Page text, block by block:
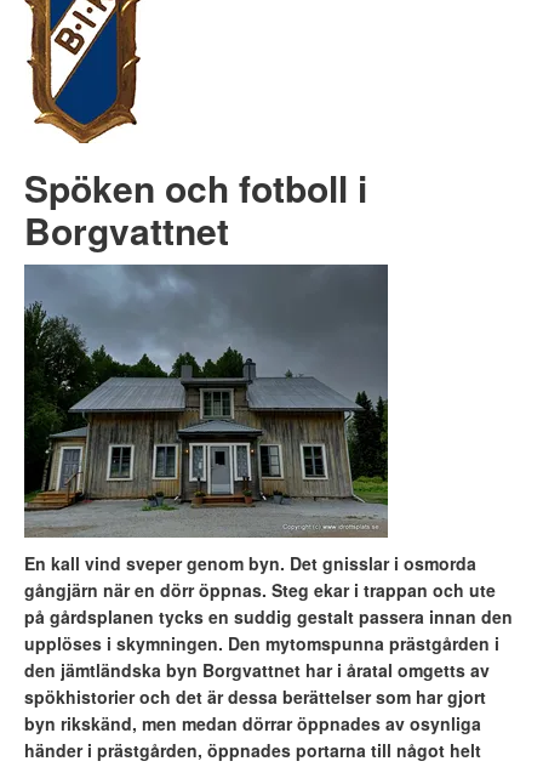
Spöken och fotboll i
Borgvattnet
En kall vind sveper genom byn. Det gnisslar i osmorda
gångjärn när en dörr öppnas. Steg ekar i trappan och ute
på gårdsplanen tycks en suddig gestalt passera innan den
upplöses i skymningen. Den mytomspunna prästgården i
den jämtländska byn Borgvattnet har i åratal omgetts av
spökhistorier och det är dessa berättelser som har gjort
byn rikskänd, men medan dörrar öppnades av osynliga
händer i prästgården, öppnades portarna till något helt